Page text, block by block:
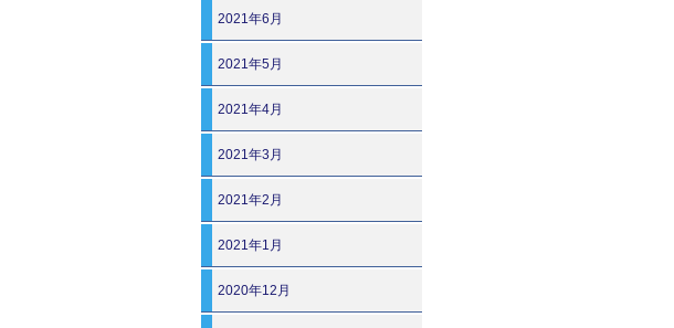
2021年6月
2021年5月
2021年4月
2021年3月
2021年2月
2021年1月
2020年12月